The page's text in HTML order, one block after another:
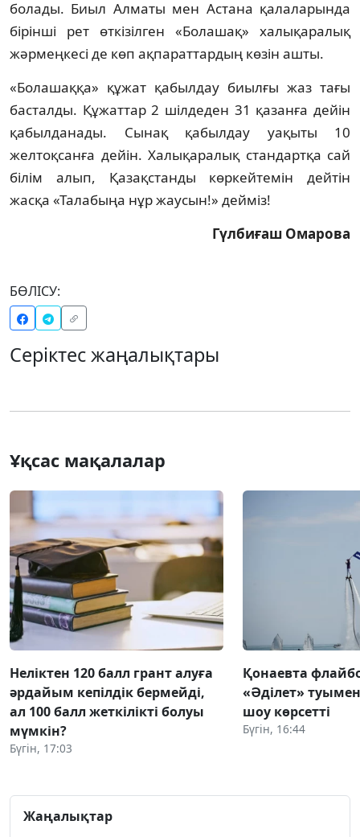
болады. Биыл Алматы мен Астана қалаларында
бiрiншi рет өткiзiлген «Болашақ» халықаралық
жәрмеңкесi де көп ақпараттардың көзiн ашты.
«Болашаққа» құжат қабылдау биылғы жаз тағы
басталды. Құжаттар 2 шiлдеден 31 қазанға дейiн
қабылданады. Сынақ қабылдау уақыты 10
желтоқсанға дейiн. Халықаралық стандартқа сай
бiлiм алып, Қазақстанды көркейтемiн дейтiн
жасқа «Талабыңа нұр жаусын!» деймiз!
Гүлбиғаш Омарова
БӨЛІСУ:
Серіктес жаңалықтары
Ұқсас мақалалар
Неліктен 120 балл грант алуға
әрдайым кепілдік бермейді,
ал 100 балл жеткілікті болуы
мүмкін?
Бүгін, 17:03
Қонаевта
«Әділет» туымен
шоу көрсетті
Бүгін, 16:44
Жаңалықтар